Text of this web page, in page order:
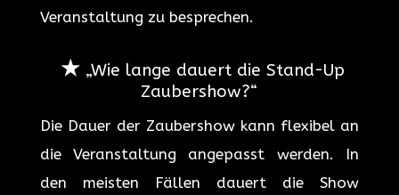
Veranstaltung zu besprechen.
★„Wie lange dauert die Stand-Up
Zaubershow?“
Die Dauer der Zaubershow kann flexibel an
die Veranstaltung angepasst werden. In
den meisten Fällen dauert die Show